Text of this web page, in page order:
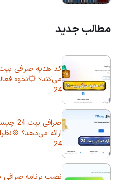
مطالب جدید
می‌کند؟ 💥نحوه
24
ارائه می‌دهد؟
24